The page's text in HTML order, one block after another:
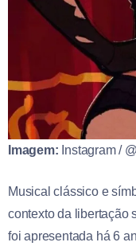
Imagem: Instagram /
Musical clássico e
contexto da libertação
foi apresentada há 6